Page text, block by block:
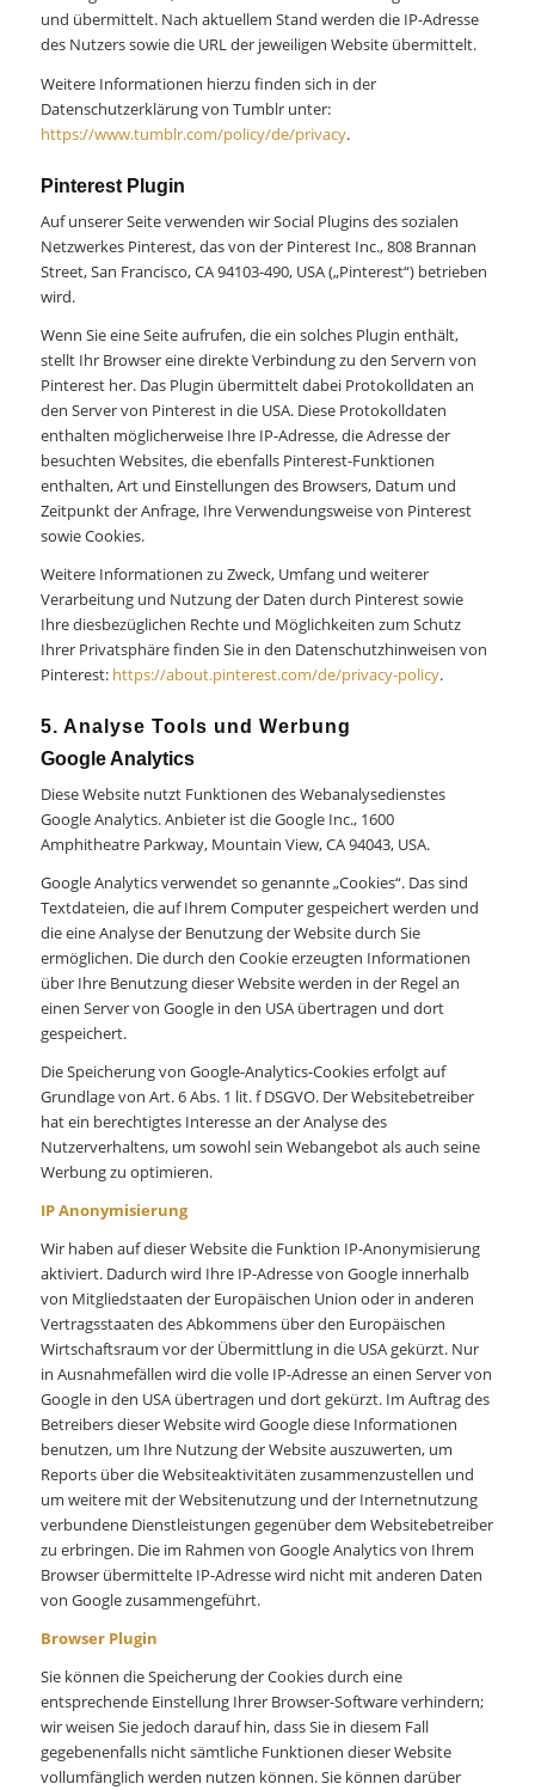
und übermittelt. Nach aktuellem Stand werden die IP-Adresse
des Nutzers sowie die URL der jeweiligen Website übermittelt.
Weitere Informationen hierzu finden sich in der
Datenschutzerklärung von Tumblr unter:
https://www.tumblr.com/policy/de/privacy.
Pinterest Plugin
Auf unserer Seite verwenden wir Social Plugins des sozialen
Netzwerkes Pinterest, das von der Pinterest Inc., 808 Brannan
Street, San Francisco, CA 94103-490, USA („Pinterest“) betrieben
wird.
Wenn Sie eine Seite aufrufen, die ein solches Plugin enthält,
stellt Ihr Browser eine direkte Verbindung zu den Servern von
Pinterest her. Das Plugin übermittelt dabei Protokolldaten an
den Server von Pinterest in die USA. Diese Protokolldaten
enthalten möglicherweise Ihre IP-Adresse, die Adresse der
besuchten Websites, die ebenfalls Pinterest-Funktionen
enthalten, Art und Einstellungen des Browsers, Datum und
Zeitpunkt der Anfrage, Ihre Verwendungsweise von Pinterest
sowie Cookies.
Weitere Informationen zu Zweck, Umfang und weiterer
Verarbeitung und Nutzung der Daten durch Pinterest sowie
Ihre diesbezüglichen Rechte und Möglichkeiten zum Schutz
Ihrer Privatsphäre finden Sie in den Datenschutzhinweisen von
Pinterest: https://about.pinterest.com/de/privacy-policy.
5. Analyse Tools und Werbung
Google Analytics
Diese Website nutzt Funktionen des Webanalysedienstes
Google Analytics. Anbieter ist die Google Inc., 1600
Amphitheatre Parkway, Mountain View, CA 94043, USA.
Google Analytics verwendet so genannte „Cookies“. Das sind
Textdateien, die auf Ihrem Computer gespeichert werden und
die eine Analyse der Benutzung der Website durch Sie
ermöglichen. Die durch den Cookie erzeugten Informationen
über Ihre Benutzung dieser Website werden in der Regel an
einen Server von Google in den USA übertragen und dort
gespeichert.
Die Speicherung von Google-Analytics-Cookies erfolgt auf
Grundlage von Art. 6 Abs. 1 lit. f DSGVO. Der Websitebetreiber
hat ein berechtigtes Interesse an der Analyse des
Nutzerverhaltens, um sowohl sein Webangebot als auch seine
Werbung zu optimieren.
IP Anonymisierung
Wir haben auf dieser Website die Funktion IP-Anonymisierung
aktiviert. Dadurch wird Ihre IP-Adresse von Google innerhalb
von Mitgliedstaaten der Europäischen Union oder in anderen
Vertragsstaaten des Abkommens über den Europäischen
Wirtschaftsraum vor der Übermittlung in die USA gekürzt. Nur
in Ausnahmefällen wird die volle IP-Adresse an einen Server von
Google in den USA übertragen und dort gekürzt. Im Auftrag des
Betreibers dieser Website wird Google diese Informationen
benutzen, um Ihre Nutzung der Website auszuwerten, um
Reports über die Websiteaktivitäten zusammenzustellen und
um weitere mit der Websitenutzung und der Internetnutzung
verbundene Dienstleistungen gegenüber dem Websitebetreiber
zu erbringen. Die im Rahmen von Google Analytics von Ihrem
Browser übermittelte IP-Adresse wird nicht mit anderen Daten
von Google zusammengeführt.
Browser Plugin
Sie können die Speicherung der Cookies durch eine
entsprechende Einstellung Ihrer Browser-Software verhindern;
wir weisen Sie jedoch darauf hin, dass Sie in diesem Fall
gegebenenfalls nicht sämtliche Funktionen dieser Website
vollumfänglich werden nutzen können. Sie können darüber